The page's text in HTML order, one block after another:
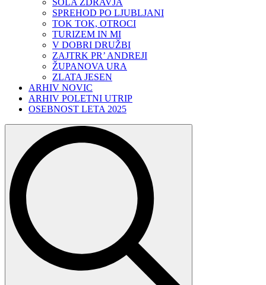
ŠOLA ZDRAVJA
SPREHOD PO LJUBLJANI
TOK TOK, OTROCI
TURIZEM IN MI
V DOBRI DRUŽBI
ZAJTRK PR’ ANDREJI
ŽUPANOVA URA
ZLATA JESEN
ARHIV NOVIC
ARHIV POLETNI UTRIP
OSEBNOST LETA 2025